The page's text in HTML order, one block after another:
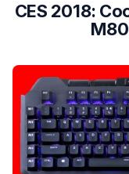
CES 2018: